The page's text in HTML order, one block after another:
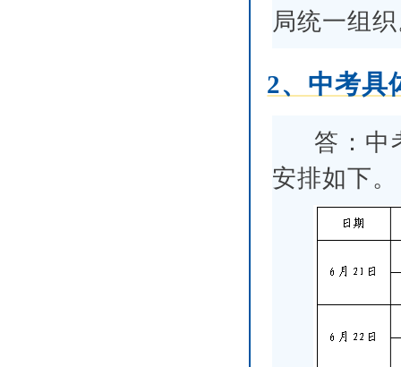
局统一组
2、中考具
答：中
安排如下。